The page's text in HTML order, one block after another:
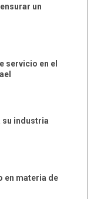
un
servicio en el
su industria
en materia de